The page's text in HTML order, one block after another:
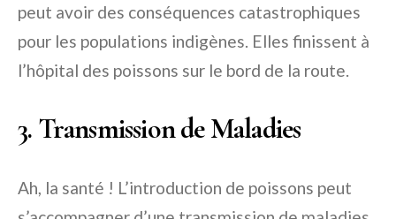
peut avoir des conséquences catastrophiques
pour les populations indigènes. Elles finissent à
l’hôpital des poissons sur le bord de la route.
3. Transmission de Maladies
Ah, la santé ! L’introduction de poissons peut